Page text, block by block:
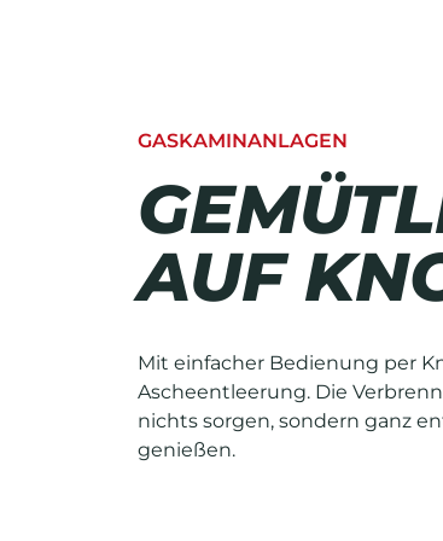
GASKAMINANLAGEN
AUF
Mit einfacher Bedienung per
Ascheentleerung. Die
nichts sorgen, sondern ganz
genießen.